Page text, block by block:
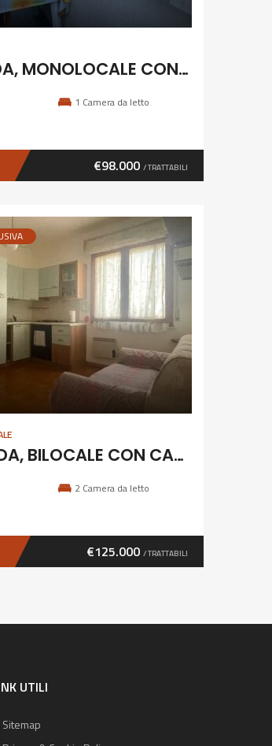
4V – VADA, MONOLOCALE CON CANTINA
1 Camera da letto
€98.000 / TRATTABILI
18V – VADA, BILOCALE CON CANTINA COMUNICANTE
2 Camera da letto
€125.000 / TRATTABILI
UTILI
Sitemap